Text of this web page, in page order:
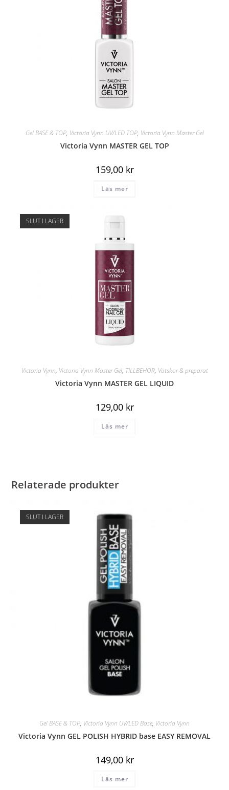
Gel BASE & TOP, Victoria Vynn UV/LED TOP, Victoria Vynn Master Gel
Victoria Vynn MASTER GEL TOP
159,00 kr
Läs mer
SLUT I LAGER
Victoria Vynn, Victoria Vynn Master Gel, TILLBEHÖR, Vätskor & preparat
Victoria Vynn MASTER GEL LIQUID
129,00 kr
Läs mer
Relaterade produkter
SLUT I LAGER
Gel BASE & TOP, Victoria Vynn UV/LED Base, Victoria Vynn
Victoria Vynn GEL POLISH HYBRID base EASY REMOVAL
149,00 kr
Läs mer